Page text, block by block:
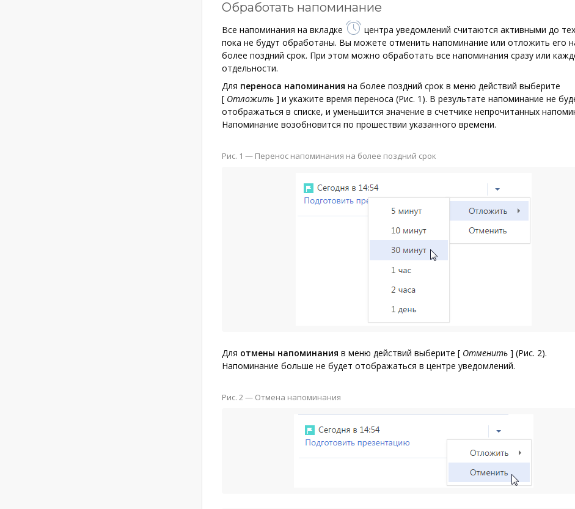
Обработать напоминание
Все напоминания на вкладке
центра уведомлений считаются активными до
пока не будут обработаны. Вы можете отменить напоминание или отложить его
более поздний срок. При этом можно обработать все напоминания сразу или
отдельности.
Для переноса напоминания на более поздний срок в меню действий выберите
[ Отложить ] и укажите время переноса (Рис. 1). В результате напоминание не
отображаться в списке, и уменьшится значение в счетчике непрочитанных
Напоминание возобновится по прошествии указанного времени.
Рис. 1 — Перенос напоминания на более поздний срок
Для отмены напоминания в меню действий выберите [ Отменить ] (Рис. 2).
Напоминание больше не будет отображаться в центре уведомлений.
Рис. 2 — Отмена напоминания